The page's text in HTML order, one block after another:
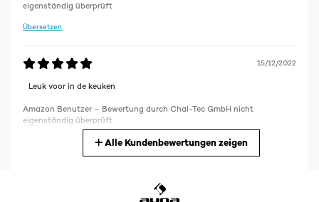
eigenständig überprüft
Übersetzen
15/12/2022
Leuk voor in de keuken
Amazon Benutzer – Bewertung durch Chal-Tec GmbH nicht
eigenständig überprüft
Alle Kundenbewertungen zeigen